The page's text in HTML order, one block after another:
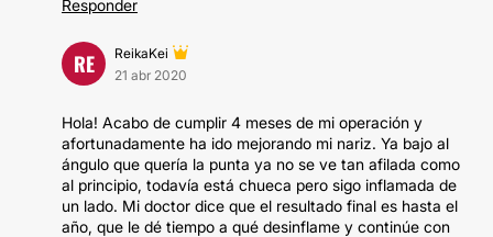
Responder
RE
ReikaKei
21 abr 2020
Hola! Acabo de cumplir 4 meses de mi operación y
afortunadamente ha ido mejorando mi nariz. Ya bajo al
ángulo que quería la punta ya no se ve tan afilada como
al principio, todavía está chueca pero sigo inflamada de
un lado. Mi doctor dice que el resultado final es hasta el
año, que le dé tiempo a qué desinflame y continúe con